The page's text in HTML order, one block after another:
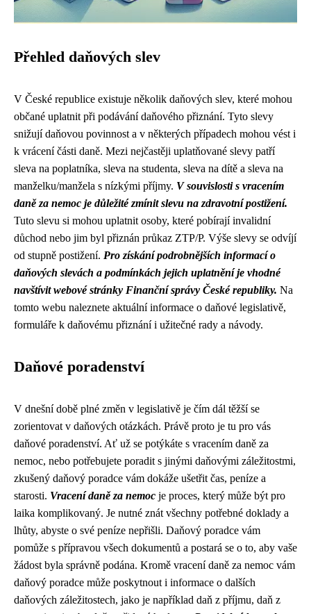
Přehled daňových slev
V České republice existuje několik daňových slev, které mohou
občané uplatnit při podávání daňového přiznání. Tyto slevy
snižují daňovou povinnost a v některých případech mohou vést i
k vrácení části daně. Mezi nejčastěji uplatňované slevy patří
sleva na poplatníka, sleva na studenta, sleva na dítě a sleva na
manželku/manžela s nízkými příjmy. V souvislosti s vracením
daně za nemoc je důležité zmínit slevu na zdravotní postižení.
Tuto slevu si mohou uplatnit osoby, které pobírají invalidní
důchod nebo jim byl přiznán průkaz ZTP/P. Výše slevy se odvíjí
od stupně postižení. Pro získání podrobnějších informací o
daňových slevách a podmínkách jejich uplatnění je vhodné
navštívit webové stránky Finanční správy České republiky. Na
tomto webu naleznete aktuální informace o daňové legislativě,
formuláře k daňovému přiznání i užitečné rady a návody.
Daňové poradenství
V dnešní době plné změn v legislativě je čím dál těžší se
zorientovat v daňových otázkách. Právě proto je tu pro vás
daňové poradenství. Ať už se potýkáte s vracením daně za
nemoc, nebo potřebujete poradit s jinými daňovými záležitostmi,
zkušený daňový poradce vám dokáže ušetřit čas, peníze a
starosti. Vracení daně za nemoc je proces, který může být pro
laika komplikovaný. Je nutné znát všechny potřebné doklady a
lhůty, abyste o své peníze nepřišli. Daňový poradce vám
pomůže s přípravou všech dokumentů a postará se o to, aby vaše
žádost byla správně podána. Kromě vracení daně za nemoc vám
daňový poradce může poskytnout i informace o dalších
daňových záležitostech, jako je například daň z příjmu, daň z